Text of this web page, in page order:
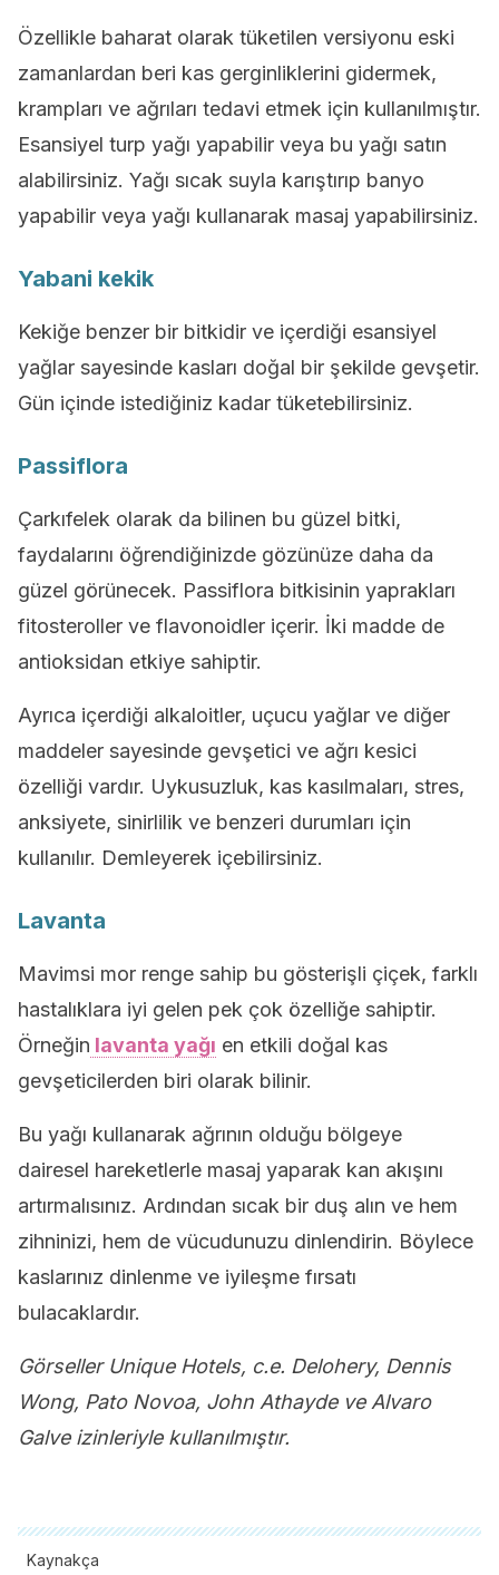
Özellikle baharat olarak tüketilen versiyonu eski
zamanlardan beri kas gerginliklerini gidermek,
krampları ve ağrıları tedavi etmek için kullanılmıştır.
Esansiyel turp yağı yapabilir veya bu yağı satın
alabilirsiniz. Yağı sıcak suyla karıştırıp banyo
yapabilir veya yağı kullanarak masaj yapabilirsiniz.
Yabani kekik
Kekiğe benzer bir bitkidir ve içerdiği esansiyel
yağlar sayesinde kasları doğal bir şekilde gevşetir.
Gün içinde istediğiniz kadar tüketebilirsiniz.
Passiflora
Çarkıfelek olarak da bilinen bu güzel bitki,
faydalarını öğrendiğinizde gözünüze daha da
güzel görünecek. Passiflora bitkisinin yaprakları
fitosteroller ve flavonoidler içerir. İki madde de
antioksidan etkiye sahiptir.
Ayrıca içerdiği alkaloitler, uçucu yağlar ve diğer
maddeler sayesinde gevşetici ve ağrı kesici
özelliği vardır. Uykusuzluk, kas kasılmaları, stres,
anksiyete, sinirlilik ve benzeri durumları için
kullanılır. Demleyerek içebilirsiniz.
Lavanta
Mavimsi mor renge sahip bu gösterişli çiçek, farklı
hastalıklara iyi gelen pek çok özelliğe sahiptir.
Örneğin lavanta yağı en etkili doğal kas
gevşeticilerden biri olarak bilinir.
Bu yağı kullanarak ağrının olduğu bölgeye
dairesel hareketlerle masaj yaparak kan akışını
artırmalısınız. Ardından sıcak bir duş alın ve hem
zihninizi, hem de vücudunuzu dinlendirin. Böylece
kaslarınız dinlenme ve iyileşme fırsatı
bulacaklardır.
Görseller Unique Hotels, c.e. Delohery, Dennis
Wong, Pato Novoa, John Athayde ve Alvaro
Galve izinleriyle kullanılmıştır.
Kaynakça